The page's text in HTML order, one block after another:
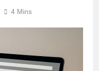
4 Mins